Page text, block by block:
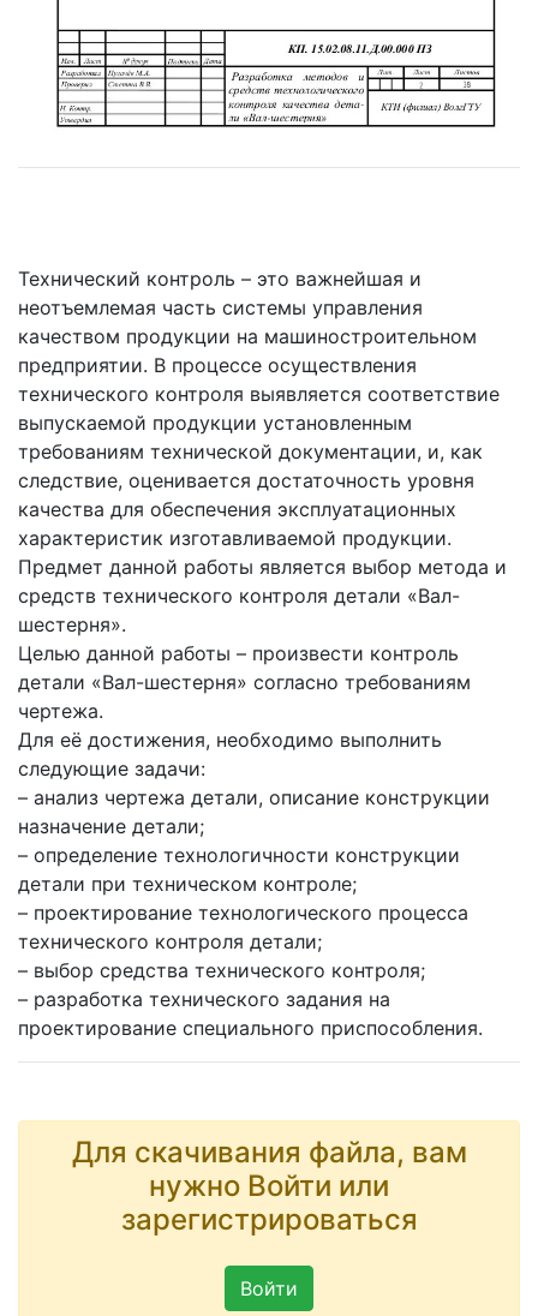
Технический контроль – это важнейшая и
неотъемлемая часть системы управления
качеством продукции на машиностроительном
предприятии. В процессе осуществления
технического контроля выявляется соответствие
выпускаемой продукции установленным
требованиям технической документации, и, как
следствие, оценивается достаточность уровня
качества для обеспечения эксплуатационных
характеристик изготавливаемой продукции.
Предмет данной работы является выбор метода и
средств технического контроля детали «Вал-
шестерня».
Целью данной работы – произвести контроль
детали «Вал-шестерня» согласно требованиям
чертежа.
Для её достижения, необходимо выполнить
следующие задачи:
– анализ чертежа детали, описание конструкции
назначение детали;
– определение технологичности конструкции
детали при техническом контроле;
– проектирование технологического процесса
технического контроля детали;
– выбор средства технического контроля;
– разработка технического задания на
проектирование специального приспособления.
Для скачивания файла, вам
нужно Войти или
зарегистрироваться
Войти